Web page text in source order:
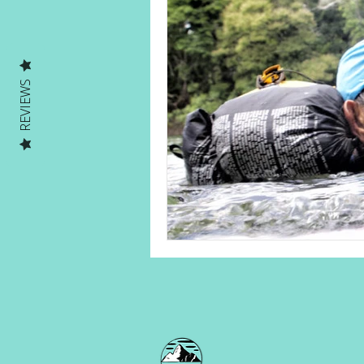
Human on a mission Solo
Solo Adventures Explica
REVIEWS